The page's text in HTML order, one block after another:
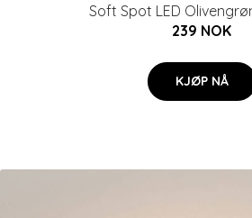
Soft Spot LED
239 NOK
KJØP NÅ